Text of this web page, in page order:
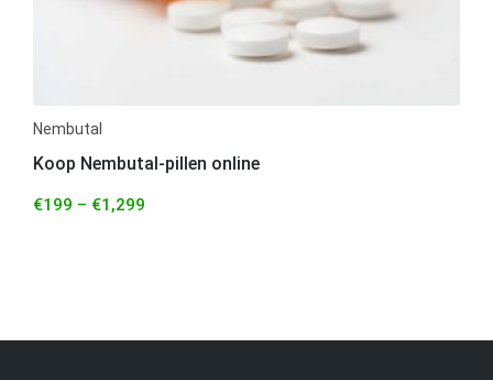
Nembutal
Koop Nembutal-pillen online
€199 – €1,299